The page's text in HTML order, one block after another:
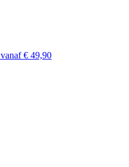
vanaf € 49,90